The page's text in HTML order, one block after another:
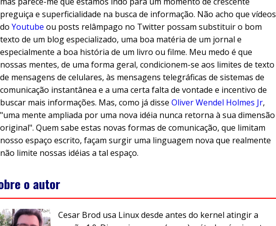
preguiça e superficialidade na busca de informação. Não acho que vídeos
do Youtube ou posts relâmpago no Twitter possam substituir o bom
texto de um blog especializado, uma boa matéria de um jornal e
especialmente a boa história de um livro ou filme. Meu medo é que
nossas mentes, de uma forma geral, condicionem-se aos limites de texto
de mensagens de celulares, às mensagens telegráficas de sistemas de
comunicação instantânea e a uma certa falta de vontade e incentivo de
buscar mais informações. Mas, como já disse Oliver Wendel Holmes Jr,
"uma mente ampliada por uma nova idéia nunca retorna à sua dimensão
original". Quem sabe estas novas formas de comunicação, que limitam
nosso espaço escrito, façam surgir uma linguagem nova que realmente
não limite nossas idéias a tal espaço.
o autor
Cesar Brod usa Linux desde antes do kernel atingir a